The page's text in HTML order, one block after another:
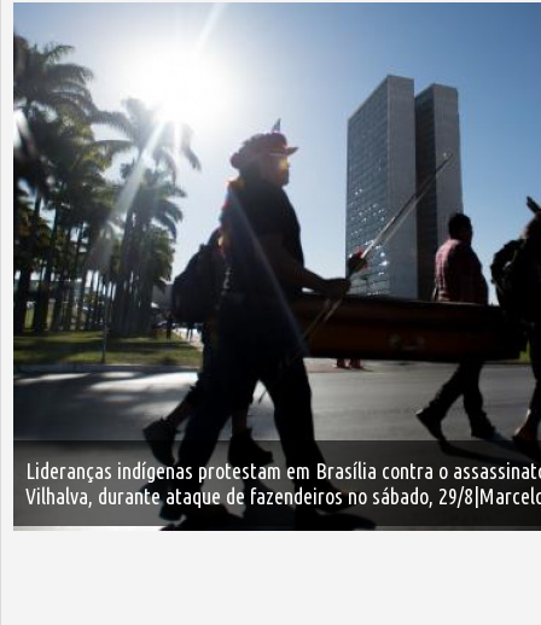
Lideranças indígenas protestam em Brasília contra o
Vilhalva, durante ataque de fazendeiros no sábado, 29/